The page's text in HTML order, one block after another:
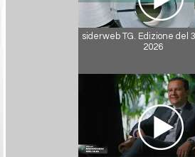
siderweb TG. Edizione del
2026